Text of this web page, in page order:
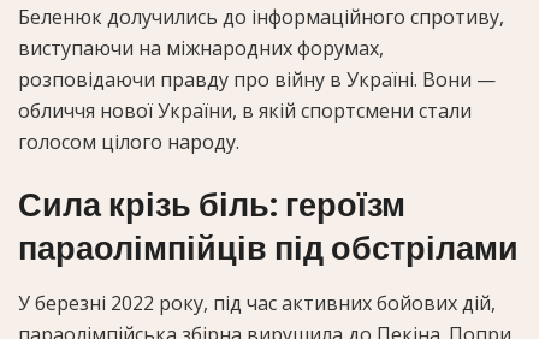
Беленюк долучились до інформаційного спротиву,
виступаючи на міжнародних форумах,
розповідаючи правду про війну в Україні. Вони —
обличчя нової України, в якій спортсмени стали
голосом цілого народу.
Сила крізь біль: героїзм
параолімпійців під обстрілами
У березні 2022 року, під час активних бойових дій,